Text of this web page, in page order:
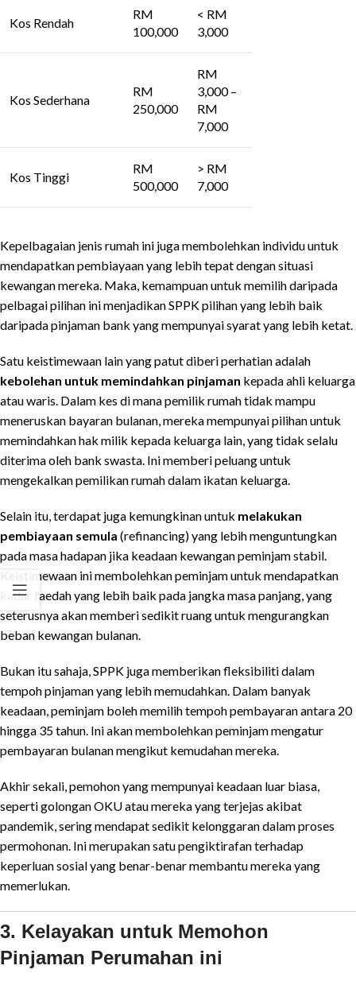
Kos Rendah
RM
100,000
< RM
3,000
Kos Sederhana
RM
250,000
RM
3,000 –
RM
7,000
Kos Tinggi
RM
500,000
> RM
7,000
Kepelbagaian jenis rumah ini juga membolehkan individu untuk
mendapatkan pembiayaan yang lebih tepat dengan situasi
kewangan mereka. Maka, kemampuan untuk memilih daripada
pelbagai pilihan ini menjadikan SPPK pilihan yang lebih baik
daripada pinjaman bank yang mempunyai syarat yang lebih ketat.
Satu keistimewaan lain yang patut diberi perhatian adalah
kebolehan untuk memindahkan pinjaman kepada ahli keluarga
atau waris. Dalam kes di mana pemilik rumah tidak mampu
meneruskan bayaran bulanan, mereka mempunyai pilihan untuk
memindahkan hak milik kepada keluarga lain, yang tidak selalu
diterima oleh bank swasta. Ini memberi peluang untuk
mengekalkan pemilikan rumah dalam ikatan keluarga.
Selain itu, terdapat juga kemungkinan untuk melakukan
pembiayaan semula (refinancing) yang lebih menguntungkan
pada masa hadapan jika keadaan kewangan peminjam stabil.
Keistimewaan ini membolehkan peminjam untuk mendapatkan
kadar faedah yang lebih baik pada jangka masa panjang, yang
seterusnya akan memberi sedikit ruang untuk mengurangkan
beban kewangan bulanan.
Bukan itu sahaja, SPPK juga memberikan fleksibiliti dalam
tempoh pinjaman yang lebih memudahkan. Dalam banyak
keadaan, peminjam boleh memilih tempoh pembayaran antara 20
hingga 35 tahun. Ini akan membolehkan peminjam mengatur
pembayaran bulanan mengikut kemudahan mereka.
Akhir sekali, pemohon yang mempunyai keadaan luar biasa,
seperti golongan OKU atau mereka yang terjejas akibat
pandemik, sering mendapat sedikit kelonggaran dalam proses
permohonan. Ini merupakan satu pengiktirafan terhadap
keperluan sosial yang benar-benar membantu mereka yang
memerlukan.
3. Kelayakan untuk Memohon
Pinjaman Perumahan ini